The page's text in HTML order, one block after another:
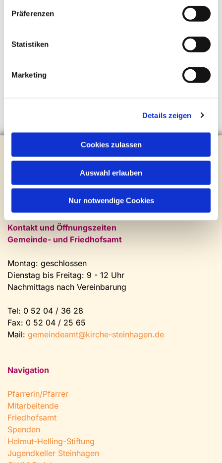
Präferenzen
Statistiken
Marketing
Details zeigen
Cookies zulassen
Auswahl erlauben
Nur notwendige Cookies
Evangelische Kirchengemeinde Steinhagen
Brockhagener Straße 28 | 33803 Steinhagen
0 52 04 / 36 28
Mail:gemeindeamt@kirche-steinhagen.de
Newsletter abonnieren
Kontakt und Öffnungszeiten
Gemeinde- und Friedhofsamt
Montag: geschlossen
Dienstag bis Freitag: 9 - 12 Uhr
Nachmittags nach Vereinbarung
Tel: 0 52 04 / 36 28
Fax: 0 52 04 / 25 65
Mail: gemeindeamt@kirche-steinhagen.de
Navigation
Pfarrerin/Pfarrer
Mitarbeitende
Friedhofsamt
Spenden
Helmut-Helling-Stiftung
Jugendkeller Steinhagen